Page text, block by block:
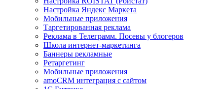
Настройка Яндекс Маркета
Мобильные приложения
Таргетированная реклама
Реклама в Телеграмм. Посевы у блогеров
Школа интернет-маркетинга
Баннеры рекламные
Ретаргетинг
Мобильные приложения
amoCRM интеграция с сайтом